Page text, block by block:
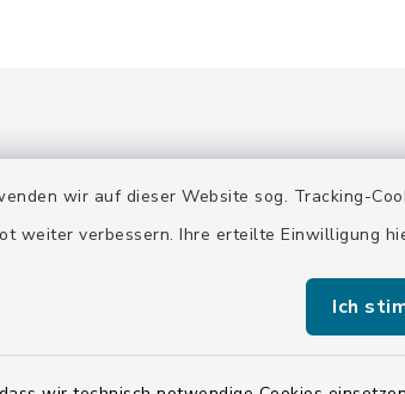
wir auf dieser Website sog. Tracking-
weiter verbessern. Ihre erteilte Einwilligung
Ich
Montag bis Mittwoch:
10.00-12.00 Uhr